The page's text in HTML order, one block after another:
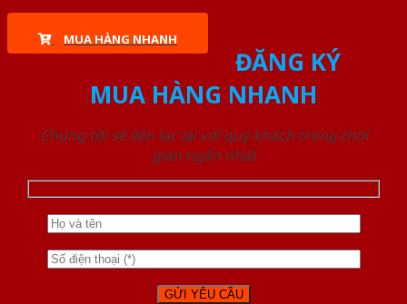
MUA HÀNG NHANH
ĐĂNG KÝ
MUA HÀNG NHANH
Chúng tôi sẽ liên lạc lại với quý khách trong thời
gian ngắn nhất